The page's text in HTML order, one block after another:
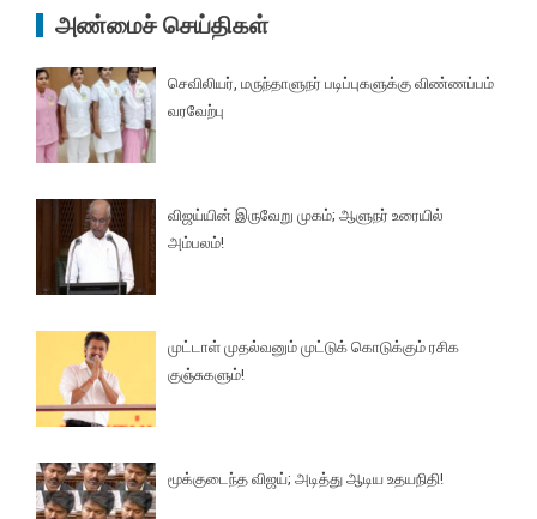
அண்மைச் செய்திகள்
செவிலியர், மருந்தாளுநர் படிப்புகளுக்கு விண்ணப்பம்
வரவேற்பு
விஜய்யின் இருவேறு முகம்; ஆளுநர் உரையில்
அம்பலம்!
முட்டாள் முதல்வனும் முட்டுக் கொடுக்கும் ரசிக
குஞ்சுகளும்!
மூக்குடைந்த விஜய்; அடித்து ஆடிய உதயநிதி!